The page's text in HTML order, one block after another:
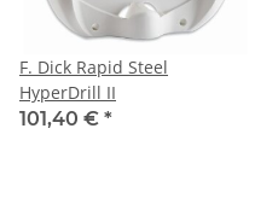
F. Dick Rapid Steel
HyperDrill II
101,40 € *